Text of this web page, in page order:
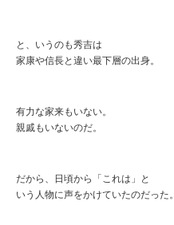
と、いうのも秀吉は
家康や信長と違い最下層の出身。
有力な家来もいない。
親戚もいないのだ。
だから、日頃から「これは」と
いう人物に声をかけていたのだった。